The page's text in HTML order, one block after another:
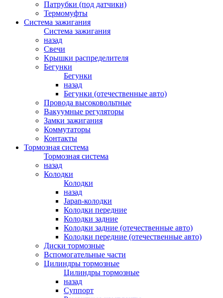
Патрубки (под датчики)
Термомуфты
Система зажигания
Система зажигания
назад
Свечи
Крышки распределителя
Бегунки
Бегунки
назад
Бегунки (отечественные авто)
Провода высоковольтные
Вакуумные регуляторы
Замки зажигания
Коммутаторы
Контакты
Тормозная система
Тормозная система
назад
Колодки
Колодки
назад
Japan-колодки
Колодки передние
Колодки задние
Колодки задние (отечественные авто)
Колодки передние (отечественные авто)
Диски тормозные
Вспомогательные части
Цилиндры тормозные
Цилиндры тормозные
назад
Суппорт